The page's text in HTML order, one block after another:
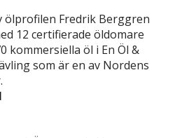
ölprofilen Fredrik Berggren
12 certifierade öldomare
kommersiella öl i En Öl &
som är en av Nordens